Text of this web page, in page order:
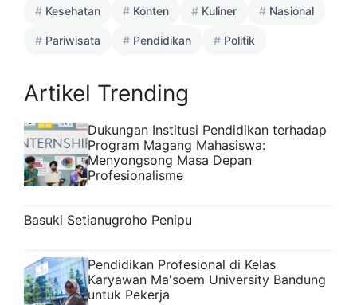
Kesehatan Konten Kuliner Nasional
Pariwisata Pendidikan Politik
Artikel Trending
Dukungan Institusi Pendidikan terhadap
Program Magang Mahasiswa:
Menyongsong Masa Depan
Profesionalisme
Basuki Setianugroho Penipu
Pendidikan Profesional di Kelas
Karyawan Ma'soem University Bandung
untuk Pekerja